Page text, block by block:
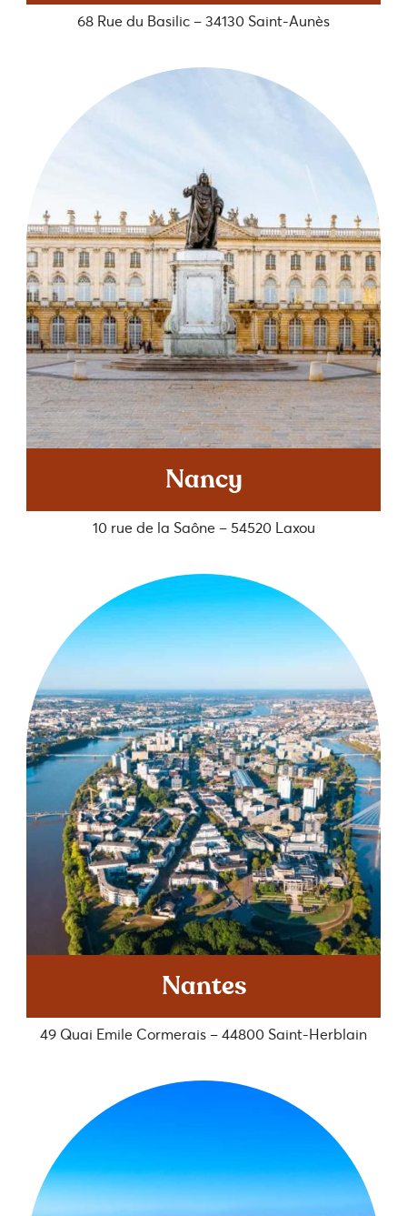
68 Rue du Basilic – 34130 Saint-Aunès
Nancy
10 rue de la Saône – 54520 Laxou
Nantes
49 Quai Emile Cormerais – 44800 Saint-Herblain